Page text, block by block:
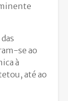
se ao
à
até ao